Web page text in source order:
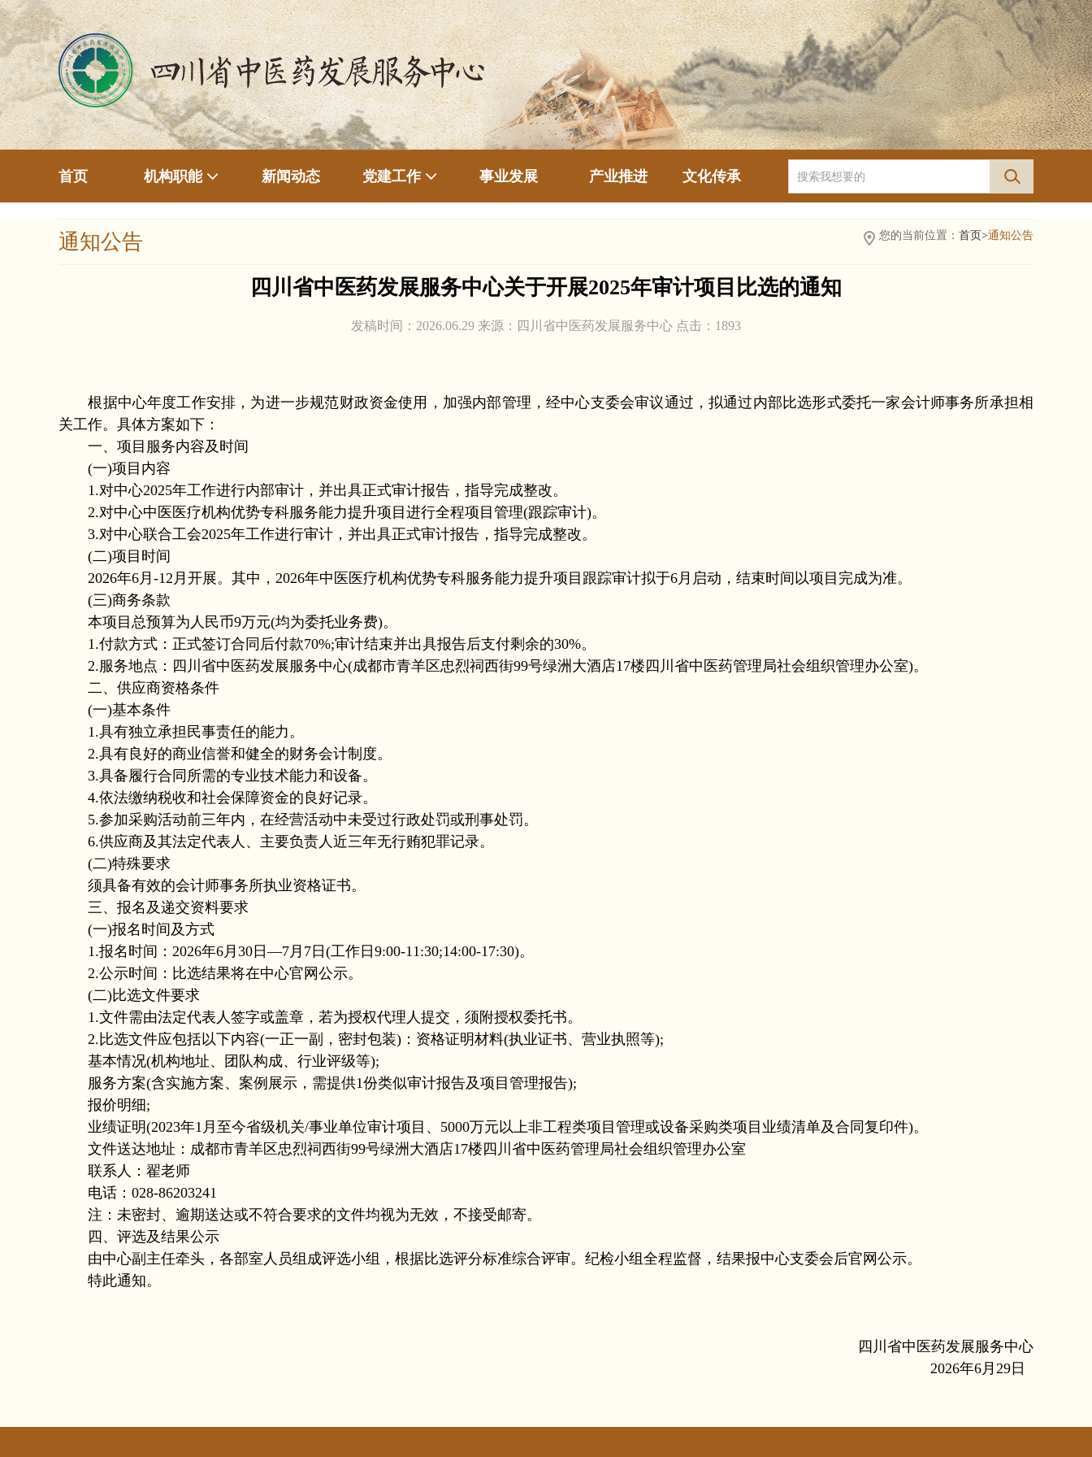
首页 机构职能 新闻动态 党建工作 事业发展 产业推进 文化传承
通知公告 您的当前位置： 首页>通知公告
四川省中医药发展服务中心关于开展2025年审计项目比选的通知
发稿时间：2026.06.29 来源：四川省中医药发展服务中心 点击： 1893
根据中心年度工作安排，为进一步规范财政资金使用，加强内部管理，经中心支委会审议通过，拟通过内部比选形式委托一家会计师事务所承担相
关工作。具体方案如下：
一、项目服务内容及时间
(一)项目内容
1.对中心2025年工作进行内部审计，并出具正式审计报告，指导完成整改。
2.对中心中医医疗机构优势专科服务能力提升项目进行全程项目管理(跟踪审计)。
3.对中心联合工会2025年工作进行审计，并出具正式审计报告，指导完成整改。
(二)项目时间
2026年6月-12月开展。其中，2026年中医医疗机构优势专科服务能力提升项目跟踪审计拟于6月启动，结束时间以项目完成为准。
(三)商务条款
本项目总预算为人民币9万元(均为委托业务费)。
1.付款方式：正式签订合同后付款70%;审计结束并出具报告后支付剩余的30%。
2.服务地点：四川省中医药发展服务中心(成都市青羊区忠烈祠西街99号绿洲大酒店17楼四川省中医药管理局社会组织管理办公室)。
二、供应商资格条件
(一)基本条件
1.具有独立承担民事责任的能力。
2.具有良好的商业信誉和健全的财务会计制度。
3.具备履行合同所需的专业技术能力和设备。
4.依法缴纳税收和社会保障资金的良好记录。
5.参加采购活动前三年内，在经营活动中未受过行政处罚或刑事处罚。
6.供应商及其法定代表人、主要负责人近三年无行贿犯罪记录。
(二)特殊要求
须具备有效的会计师事务所执业资格证书。
三、报名及递交资料要求
(一)报名时间及方式
1.报名时间：2026年6月30日—7月7日(工作日9:00-11:30;14:00-17:30)。
2.公示时间：比选结果将在中心官网公示。
(二)比选文件要求
1.文件需由法定代表人签字或盖章，若为授权代理人提交，须附授权委托书。
2.比选文件应包括以下内容(一正一副，密封包装)：资格证明材料(执业证书、营业执照等);
基本情况(机构地址、团队构成、行业评级等);
服务方案(含实施方案、案例展示，需提供1份类似审计报告及项目管理报告);
报价明细;
业绩证明(2023年1月至今省级机关/事业单位审计项目、5000万元以上非工程类项目管理或设备采购类项目业绩清单及合同复印件)。
文件送达地址：成都市青羊区忠烈祠西街99号绿洲大酒店17楼四川省中医药管理局社会组织管理办公室
联系人：翟老师
电话：028-86203241
注：未密封、逾期送达或不符合要求的文件均视为无效，不接受邮寄。
四、评选及结果公示
由中心副主任牵头，各部室人员组成评选小组，根据比选评分标准综合评审。纪检小组全程监督，结果报中心支委会后官网公示。
特此通知。
四川省中医药发展服务中心
2026年6月29日